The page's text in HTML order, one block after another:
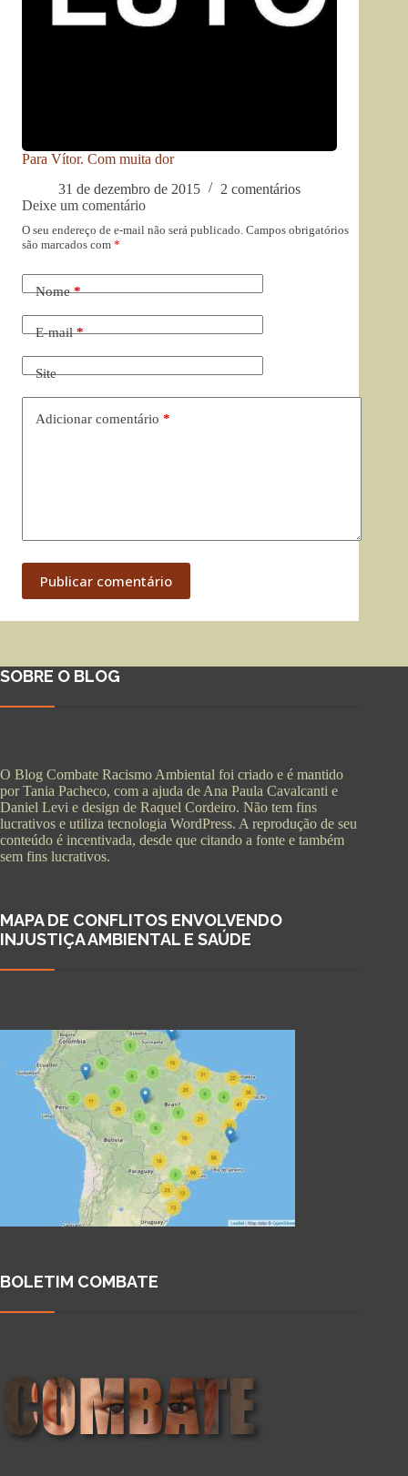
Para Vítor. Com muita dor
31 de dezembro de 2015
2 comentários
Deixe um comentário
O seu endereço de e-mail não será publicado. Campos obrigatórios
são marcados com *
Nome*
E-mail*
Site
Adicionar comentário *
Publicar comentário
SOBRE O BLOG
O Blog Combate Racismo Ambiental foi criado e é mantido
por Tania Pacheco, com a ajuda de Ana Paula Cavalcanti e
Daniel Levi e design de Raquel Cordeiro. Não tem fins
lucrativos e utiliza tecnologia WordPress. A reprodução de seu
conteúdo é incentivada, desde que citando a fonte e também
sem fins lucrativos.
MAPA DE CONFLITOS ENVOLVENDO
INJUSTIÇA AMBIENTAL E SAÚDE
BOLETIM COMBATE